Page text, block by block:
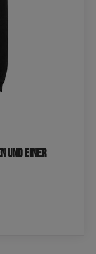
und einer